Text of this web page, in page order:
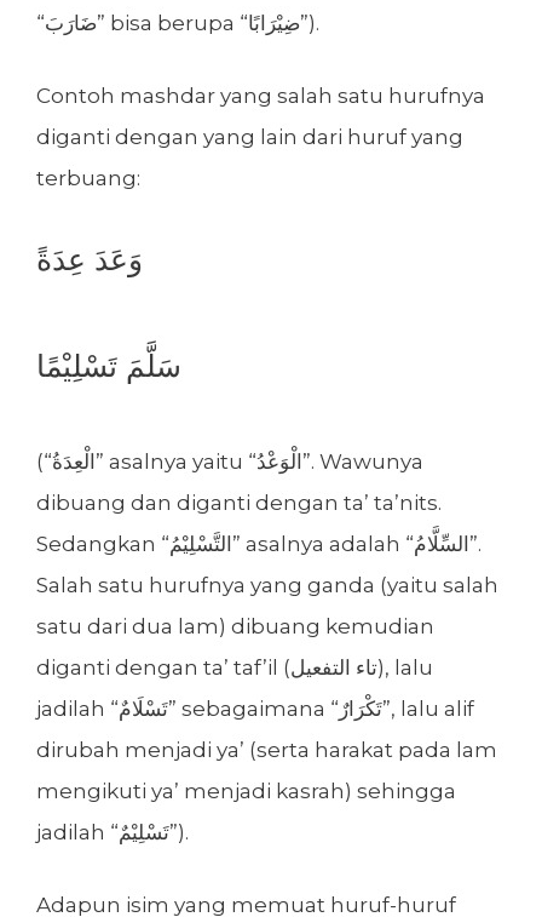
“ضَارَبَ” bisa berupa “ضِيْرَابًا”).
Contoh mashdar yang salah satu hurufnya
diganti dengan yang lain dari huruf yang
terbuang:
وَعَدَ عِدَةً
سَلَّمَ تَسْلِيْمًا
(“الْعِدَةُ” asalnya yaitu “الْوَعْدُ”. Wawunya
dibuang dan diganti dengan ta’ ta’nits.
Sedangkan “التَّسْلِيْمُ” asalnya adalah “السِّلَّامُ”.
Salah satu hurufnya yang ganda (yaitu salah
satu dari dua lam) dibuang kemudian
diganti dengan ta’ taf’il (تاء التفعيل), lalu
jadilah “تَسْلَامٌ” sebagaimana “تَكْرَارٌ”, lalu alif
dirubah menjadi ya’ (serta harakat pada lam
mengikuti ya’ menjadi kasrah) sehingga
jadilah “تَسْلِيْمٌ”).
Adapun isim yang memuat huruf-huruf